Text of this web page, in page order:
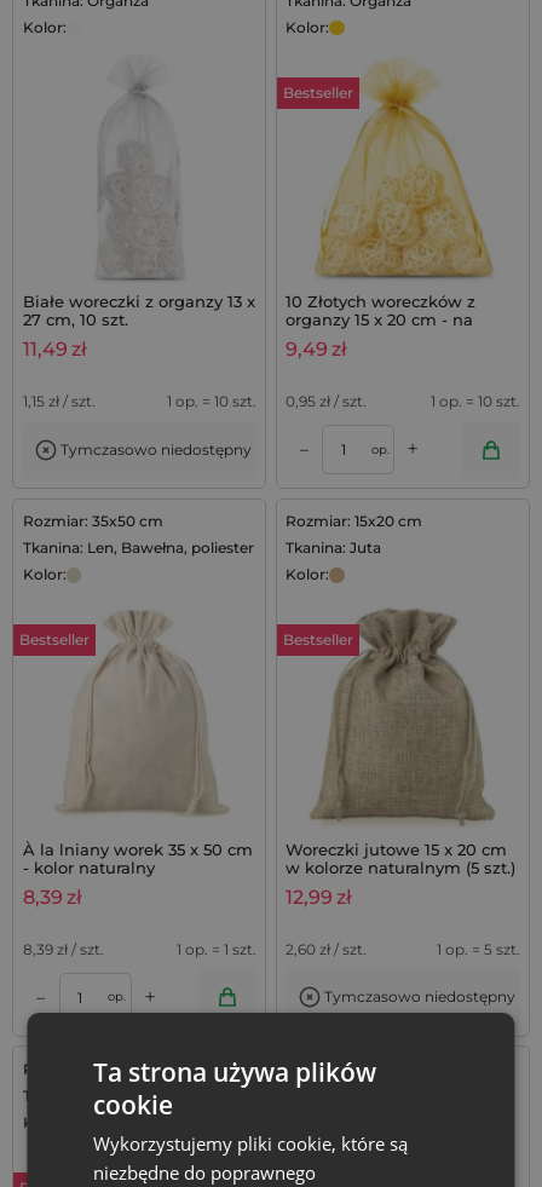
Kolor:
Białe woreczki z organzy 13 x
27 cm, 10 szt.
11,49 zł
1,15 zł / szt. 1 op. = 10 szt.
Tymczasowo niedostępny
Kolor:
Bestseller
10 Złotych woreczków z
organzy 15 x 20 cm - na
prezenty
9,49 zł
0,95 zł / szt. 1 op. = 10 szt.
– op. +
Rozmiar: 35x50 cm
Tkanina: Len, Bawełna, poliester
Kolor:
Bestseller
À la lniany worek 35 x 50 cm
- kolor naturalny
8,39 zł
8,39 zł / szt. 1 op. = 1 szt.
– op. +
Rozmiar: 15x20 cm
Tkanina: Juta
Kolor:
Bestseller
Woreczki jutowe 15 x 20 cm
w kolorze naturalnym (5 szt.)
12,99 zł
2,60 zł / szt. 1 op. = 5 szt.
Tymczasowo niedostępny
Rozmiar: 13x18 cm
Tkanina: Organza
Kolor:
Rozmiar: 8x10 cm
Ta strona używa plików
cookie
Wykorzystujemy pliki cookie, które są
niezbędne do poprawnego